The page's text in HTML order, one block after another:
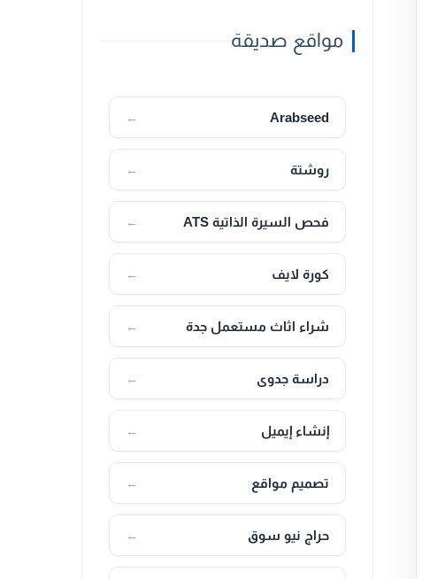
مواقع صديقة
Arabseed
←
روشتة ←
فحص السيرة الذاتية ATS ←
كورة لايف ←
شراء اثاث مستعمل جدة ←
دراسة جدوى ←
إنشاء إيميل ←
تصميم مواقع ←
حراج نيو سوق ←